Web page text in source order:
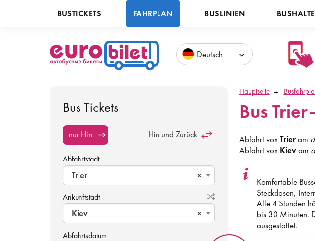
BUSTICKETS FAHRPLAN BUSLINIEN
Deutsch
Bus Tickets
nur Hin Hin und Zurück
Abfahrtstadt
×
Trier
Ankunftstadt
×
Kiev
Abfahrtsdatum
Hauptseite
Bus
Abfahrt von Trieram
Abfahrt von Kievam
Komfortable
Steckdosen,
Alle 4 Stunden
bis 30 Minuten.
ausgestattet.